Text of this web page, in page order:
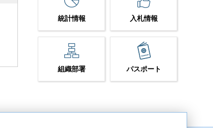
統計情報 入札情報
組織部署 パスポート